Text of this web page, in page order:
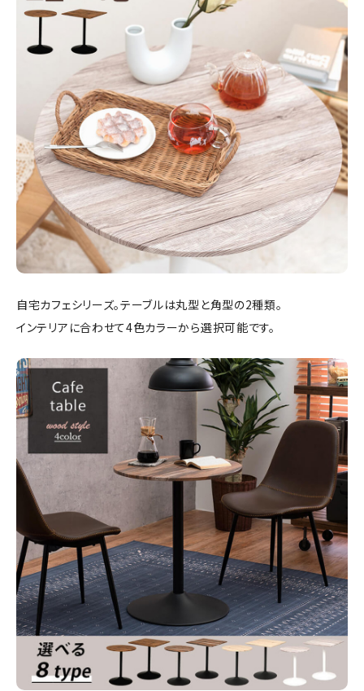
自宅カフェシリーズ。テーブルは丸型と角型の2種類。
インテリアに合わせて4色カラーから選択可能です。